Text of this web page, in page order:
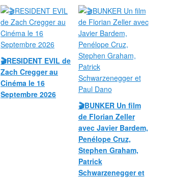
🎬RESIDENT EVIL de
Zach Cregger au
Cinéma le 16
Septembre 2026
🎬BUNKER Un film
de Florian Zeller
avec Javier Bardem,
Penélope Cruz,
Stephen Graham,
Patrick
Schwarzenegger et